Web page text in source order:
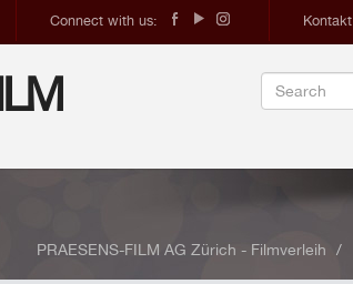
Kontakt
Connect with us:
PRAESENS-FILM AG Zürich - Filmverleih